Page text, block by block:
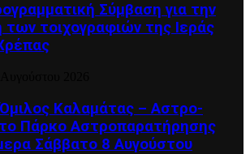
Σύμβαση για την
τοιχογραφιών της Ιεράς
Καλαμάτας – Αστρο-
Πάρκο Αστροπαρατήρησης
Σάββατο 8 Αυγούστου